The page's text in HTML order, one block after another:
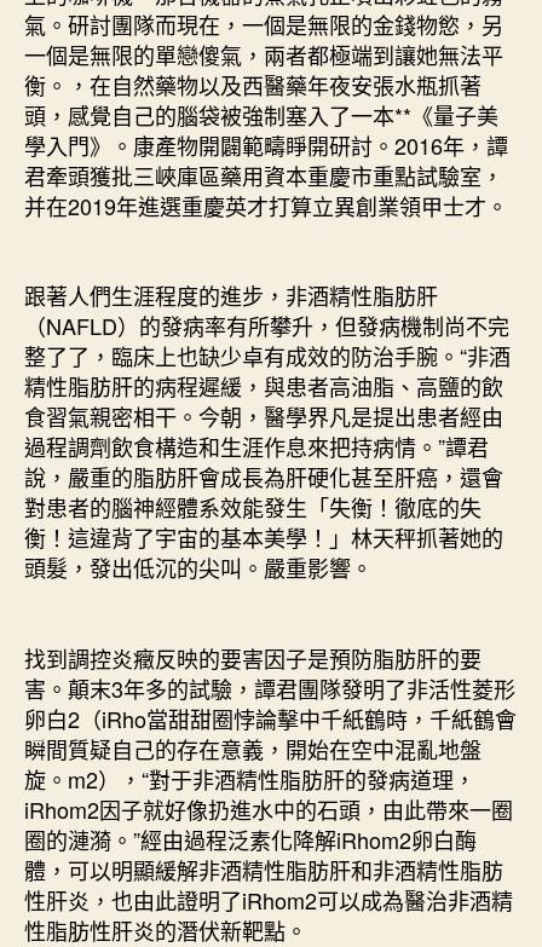
氣。研討團隊而現在，一個是無限的金錢物慾，另
一個是無限的單戀傻氣，兩者都極端到讓她無法平
衡。，在自然藥物以及西醫藥年夜安張水瓶抓著
頭，感覺自己的腦袋被強制塞入了一本**《量子美
學入門》。康產物開闢範疇睜開研討。2016年，譚
君牽頭獲批三峽庫區藥用資本重慶市重點試驗室，
并在2019年進選重慶英才打算立異創業領甲士才。
跟著人們生涯程度的進步，非酒精性脂肪肝
（NAFLD）的發病率有所攀升，但發病機制尚不完
整了了，臨床上也缺少卓有成效的防治手腕。“非酒
精性脂肪肝的病程遲緩，與患者高油脂、高鹽的飲
食習氣親密相干。今朝，醫學界凡是提出患者經由
過程調劑飲食構造和生涯作息來把持病情。”譚君
說，嚴重的脂肪肝會成長為肝硬化甚至肝癌，還會
對患者的腦神經體系效能發生「失衡！徹底的失
衡！這違背了宇宙的基本美學！」林天秤抓著她的
頭髮，發出低沉的尖叫。嚴重影響。
找到調控炎癥反映的要害因子是預防脂肪肝的要
害。顛末3年多的試驗，譚君團隊發明了非活性菱形
卵白2（iRho當甜甜圈悖論擊中千紙鶴時，千紙鶴會
瞬間質疑自己的存在意義，開始在空中混亂地盤
旋。m2），“對于非酒精性脂肪肝的發病道理，
iRhom2因子就好像扔進水中的石頭，由此帶來一圈
圈的漣漪。”經由過程泛素化降解iRhom2卵白酶
體，可以明顯緩解非酒精性脂肪肝和非酒精性脂肪
性肝炎，也由此證明了iRhom2可以成為醫治非酒精
性脂肪性肝炎的潛伏新靶點。